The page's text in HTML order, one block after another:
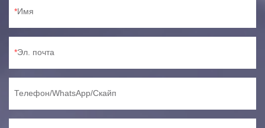
Имя
Эл. почта
Телефон/WhatsApp/Скайп